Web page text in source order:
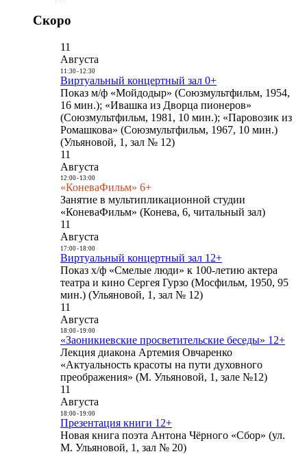
Скоро
11
Августа
11:30- 12:30
Виртуальный концертный зал 0+
Показ м/ф «Мойдодыр» (Союзмультфильм, 1954,
16 мин.); «Ивашка из Дворца пионеров»
(Союзмультфильм, 1981, 10 мин.); «Паровозик из
Ромашкова» (Союзмультфильм, 1967, 10 мин.)
(Ульяновой, 1, зал № 12)
11
Августа
12:00- 13:00
«КоневаФильм» 6+
Занятие в мультипликационной студии
«КоневаФильм» (Конева, 6, читальный зал)
11
Августа
17:00- 18:00
Виртуальный концертный зал 12+
Показ х/ф «Смелые люди» к 100-летию актера
театра и кино Сергея Гурзо (Мосфильм, 1950, 95
мин.) (Ульяновой, 1, зал № 12)
11
Августа
18:00- 19:00
«Заоникиевские просветительские беседы» 12+
Лекция диакона Артемия Овчаренко
«Актуальность красоты на пути духовного
преображения» (М. Ульяновой, 1, зале №12)
11
Августа
18:00- 19:00
Презентация книги 12+
Новая книга поэта Антона Чёрного «Сбор» (ул.
М. Ульяновой, 1, зал № 20)